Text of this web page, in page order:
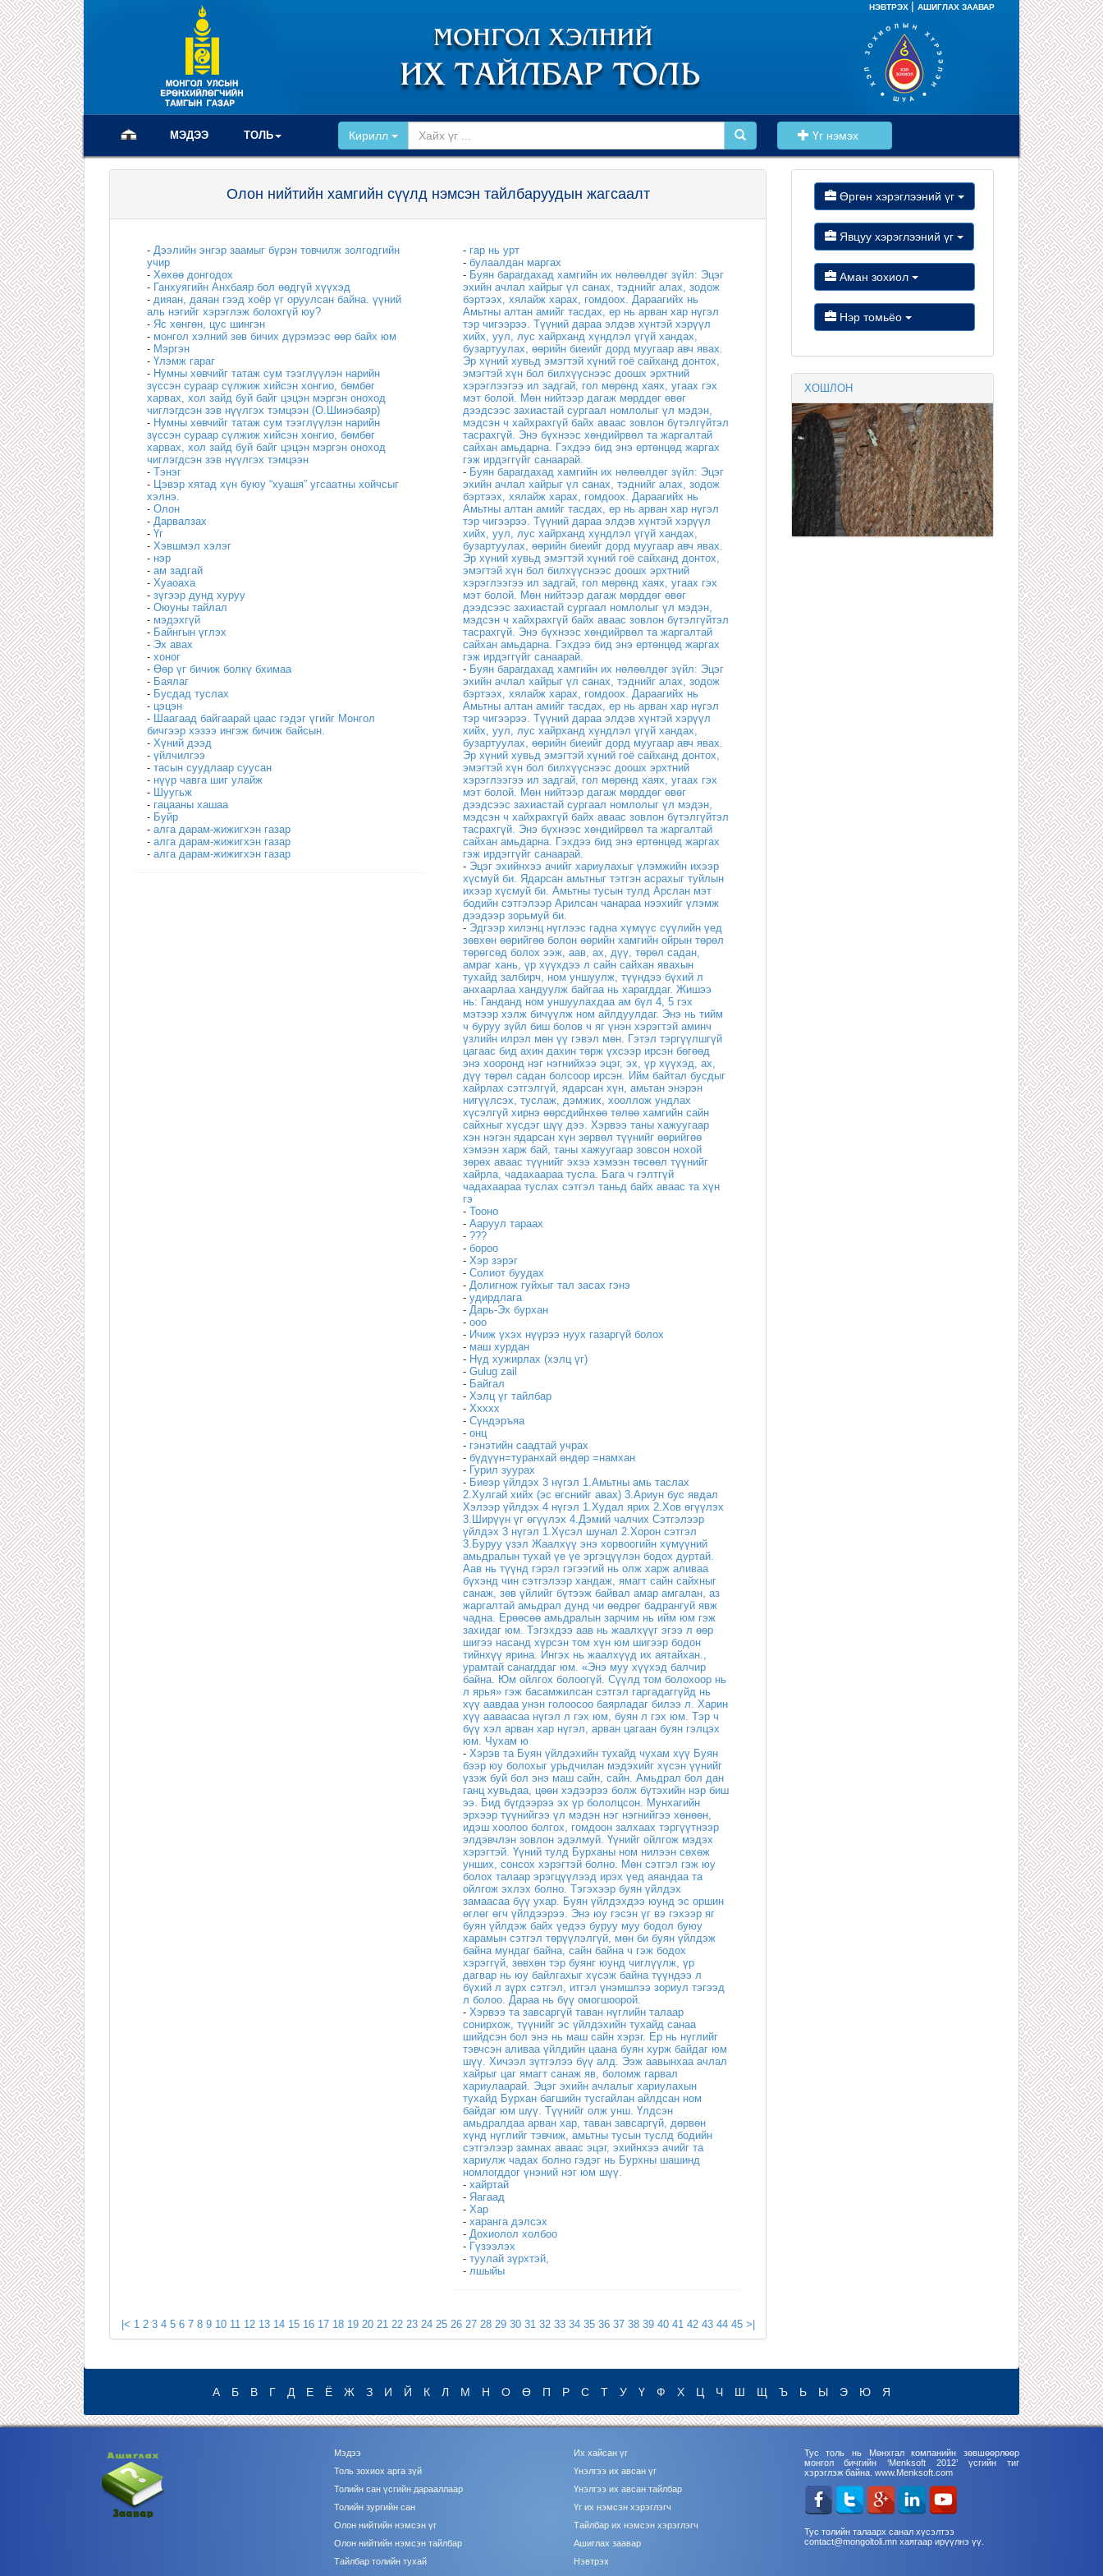
НЭВТРЭХ АШИГЛАХ ЗААВАР
(current)МЭДЭЭ ТОЛЬ Кирилл Үг нэмэх
Олон нийтийн хамгийн сүүлд нэмсэн тайлбаруудын жагсаалт
- Дээлийн энгэр заамыг бүрэн товчилж золгодгийн
учир
- Хөхөө донгодох
- Ганхуягийн Анхбаяр бол өөдгүй хүүхэд
- дияан, даяан гээд хоёр үг оруулсан байна. үүний
аль нэгийг хэрэглэж болохгүй юу?
- Яс хөнгөн, цус шингэн
- монгол хэлний зөв бичих дүрэмээс өөр байх юм
- Мэргэн
- Үлэмж гараг
- Нумны хөвчийг татаж сум тээглүүлэн нарийн
зүссэн сураар сүлжиж хийсэн хонгио, бөмбөг
харвах, хол зайд буй байг цэцэн мэргэн оноход
чиглэгдсэн зэв нүүлгэх тэмцээн (О.Шинэбаяр)
- Нумны хөвчийг татаж сум тээглүүлэн нарийн
зүссэн сураар сүлжиж хийсэн хонгио, бөмбөг
харвах, хол зайд буй байг цэцэн мэргэн оноход
чиглэгдсэн зэв нүүлгэх тэмцээн
- Тэнэг
- Цэвэр хятад хүн буюу “хуашя” угсаатны хойчсыг
хэлнэ.
- Олон
- Дарвалзах
- Үг
- Хэвшмэл хэлэг
- нэр
- ам задгай
- Хуаоаха
- зүгээр дунд хуруу
- Оюуны тайлал
- мэдэхгүй
- Байнгын үглэх
- Эх авах
- хоног
- Өөр үг бичиж болкү бхимаа
- Баялаг
- Бусдад туслах
- цэцэн
- Шаагаад байгаарай цаас гэдэг үгийг Монгол
бичгээр хэзээ ингэж бичиж байсын.
- Хүний дээд
- үйлчилгээ
- тасын суудлаар суусан
- нүүр чавга шиг улайж
- Шуугьж
- гацааны хашаа
- Буйр
- алга дарам-жижигхэн газар
- алга дарам-жижигхэн газар
- алга дарам-жижигхэн газар
- гар нь урт
- булаалдан маргах
- Буян барагдахад хамгийн их нөлөөлдөг зүйл: Эцэг
эхийн ачлал хайрыг үл санах, тэднийг алах, зодож
бэртээх, хялайж харах, гомдоох. Дараагийх нь
Амьтны алтан амийг тасдах, ер нь арван хар нүгэл
тэр чигээрээ. Түүний дараа элдэв хүнтэй хэрүүл
хийх, уул, лус хайрханд хүндлэл үгүй хандах,
бузартуулах, өөрийн биеийг дорд муугаар авч явах.
Эр хүний хувьд эмэгтэй хүний гоё сайханд донтох,
эмэгтэй хүн бол билхүүснээс доошх эрхтний
хэрэглээгээ ил задгай, гол мөрөнд хаях, угаах гэх
мэт болой. Мөн нийтээр дагаж мөрддөг өвөг
дээдсээс захиастай сургаал номлолыг үл мэдэн,
мэдсэн ч хайхрахгүй байх аваас зовлон бүтэлгүйтэл
тасрахгүй. Энэ бүхнээс хөндийрвөл та жаргалтай
сайхан амьдарна. Гэхдээ бид энэ ертөнцөд жаргах
гэж ирдэггүйг санаарай.
- Буян барагдахад хамгийн их нөлөөлдөг зүйл: Эцэг
эхийн ачлал хайрыг үл санах, тэднийг алах, зодож
бэртээх, хялайж харах, гомдоох. Дараагийх нь
Амьтны алтан амийг тасдах, ер нь арван хар нүгэл
тэр чигээрээ. Түүний дараа элдэв хүнтэй хэрүүл
хийх, уул, лус хайрханд хүндлэл үгүй хандах,
бузартуулах, өөрийн биеийг дорд муугаар авч явах.
Эр хүний хувьд эмэгтэй хүний гоё сайханд донтох,
эмэгтэй хүн бол билхүүснээс доошх эрхтний
хэрэглээгээ ил задгай, гол мөрөнд хаях, угаах гэх
мэт болой. Мөн нийтээр дагаж мөрддөг өвөг
дээдсээс захиастай сургаал номлолыг үл мэдэн,
мэдсэн ч хайхрахгүй байх аваас зовлон бүтэлгүйтэл
тасрахгүй. Энэ бүхнээс хөндийрвөл та жаргалтай
сайхан амьдарна. Гэхдээ бид энэ ертөнцөд жаргах
гэж ирдэггүйг санаарай.
- Буян барагдахад хамгийн их нөлөөлдөг зүйл: Эцэг
эхийн ачлал хайрыг үл санах, тэднийг алах, зодож
бэртээх, хялайж харах, гомдоох. Дараагийх нь
Амьтны алтан амийг тасдах, ер нь арван хар нүгэл
тэр чигээрээ. Түүний дараа элдэв хүнтэй хэрүүл
хийх, уул, лус хайрханд хүндлэл үгүй хандах,
бузартуулах, өөрийн биеийг дорд муугаар авч явах.
Эр хүний хувьд эмэгтэй хүний гоё сайханд донтох,
эмэгтэй хүн бол билхүүснээс доошх эрхтний
хэрэглээгээ ил задгай, гол мөрөнд хаях, угаах гэх
мэт болой. Мөн нийтээр дагаж мөрддөг өвөг
дээдсээс захиастай сургаал номлолыг үл мэдэн,
мэдсэн ч хайхрахгүй байх аваас зовлон бүтэлгүйтэл
тасрахгүй. Энэ бүхнээс хөндийрвөл та жаргалтай
сайхан амьдарна. Гэхдээ бид энэ ертөнцөд жаргах
гэж ирдэггүйг санаарай.
- Эцэг эхийнхээ ачийг хариулахыг үлэмжийн ихээр
хүсмуй би. Ядарсан амьтныг тэтгэн асрахыг туйлын
ихээр хүсмуй би. Амьтны тусын тулд Арслан мэт
бодийн сэтгэлээр Арилсан чанараа нээхийг үлэмж
дээдээр зорьмуй би.
- Эдгээр хилэнц нүглээс гадна хүмүүс сүүлийн үед
зөвхөн өөрийгөө болон өөрийн хамгийн ойрын төрөл
төрөгсөд болох ээж, аав, ах, дүү, төрөл садан,
амраг хань, үр хүүхдээ л сайн сайхан явахын
тухайд залбирч, ном уншуулж, түүндээ бүхий л
анхаарлаа хандуулж байгаа нь харагддаг. Жишээ
нь: Ганданд ном уншуулахдаа ам бүл 4, 5 гэх
мэтээр хэлж бичүүлж ном айлдуулдаг. Энэ нь тийм
ч буруу зүйл биш болов ч яг үнэн хэрэгтэй аминч
үзлийн илрэл мөн үү гэвэл мөн. Гэтэл тэргүүлшгүй
цагаас бид ахин дахин төрж үхсээр ирсэн бөгөөд
энэ хооронд нэг нэгнийхээ эцэг, эх, үр хүүхэд, ах,
дүү төрөл садан болсоор ирсэн. Ийм байтал бусдыг
хайрлах сэтгэлгүй, ядарсан хүн, амьтан энэрэн
нигүүлсэх, туслаж, дэмжих, хооллож ундлах
хүсэлгүй хирнэ өөрсдийнхөө төлөө хамгийн сайн
сайхныг хүсдэг шүү дээ. Хэрвээ таны хажуугаар
хэн нэгэн ядарсан хүн зөрвөл түүнийг өөрийгөө
хэмээн харж бай, таны хажуугаар зовсон нохой
зөрөх аваас түүнийг эхээ хэмээн төсөөл түүнийг
хайрла, чадахаараа тусла. Бага ч гэлтгүй
чадахаараа туслах сэтгэл таньд байх аваас та хүн
гэ
- Тооно
- Ааруул тараах
- ???
- бороо
- Хэр зэрэг
- Солиот буудах
- Долигнож гуйхыг тал засах гэнэ
- удирдлага
- Дарь-Эх бурхан
- ооо
- Ичиж үхэх нүүрээ нуух газаргүй болох
- маш хурдан
- Нүд хужирлах (хэлц үг)
- Gulug zail
- Байгал
- Хэлц үг тайлбар
- Ххххх
- Сүндэръяа
- онц
- гэнэтийн саадтай учрах
- бүдүүн=туранхай өндөр =намхан
- Гурил зуурах
- Биеэр үйлдэх 3 нүгэл 1.Амьтны амь таслах
2.Хулгай хийх (эс өгснийг авах) 3.Ариун бус явдал
Хэлээр үйлдэх 4 нүгэл 1.Худал ярих 2.Хов өгүүлэх
3.Ширүүн үг өгүүлэх 4.Дэмий чалчих Сэтгэлээр
үйлдэх 3 нүгэл 1.Хүсэл шунал 2.Хорон сэтгэл
3.Буруу үзэл Жаалхүү энэ хорвоогийн хүмүүний
амьдралын тухай үе үе эргэцүүлэн бодох дуртай.
Аав нь түүнд гэрэл гэгээгий нь олж харж аливаа
бүхэнд чин сэтгэлээр хандаж, ямагт сайн сайхныг
санаж, зөв үйлийг бүтээж байвал амар амгалан, аз
жаргалтай амьдрал дунд чи өөдрөг бадрангуй явж
чадна. Ерөөсөө амьдралын зарчим нь ийм юм гэж
захидаг юм. Тэгэхдээ аав нь жаалхүүг эгээ л өөр
шигээ насанд хүрсэн том хүн юм шигээр бодон
тийнхүү ярина. Ингэх нь жаалхүүд их аятайхан.,
урамтай санагддаг юм. «Энэ муу хүүхэд балчир
байна. Юм ойлгох болоогүй. Сүүлд том болохоор нь
л ярья» гэж басамжилсан сэтгэл гаргадаггүйд нь
хүү аавдаа унэн голоосоо баярладаг билээ л. Харин
хүү ааваасаа нүгэл л гэх юм, буян л гэх юм. Тэр ч
бүү хэл арван хар нүгэл, арван цагаан буян гэлцэх
юм. Чухам ю
- Хэрэв та Буян үйлдэхийн тухайд чухам хүү Буян
бээр юу болохыг урьдчилан мэдэхийг хүсэн үүнийг
үзэж буй бол энэ маш сайн, сайн. Амьдрал бол дан
ганц хувьдаа, цөөн хэдээрээ болж бүтэхийн нэр биш
ээ. Бид бүгдээрээ эх үр бололцсон. Мунхагийн
эрхээр түүнийгээ үл мэдэн нэг нэгнийгээ хөнөөн,
идэш хоолоо болгох, гомдоон залхаах тэргүүтнээр
элдэвчлэн зовлон эдэлмуй. Үүнийг ойлгож мэдэх
хэрэгтэй. Үүний тулд Бурханы ном нилээн сөхөж
унших, сонсох хэрэгтэй болно. Мөн сэтгэл гэж юу
болох талаар эрэгцүүлээд ирэх үед аяандаа та
ойлгож эхлэх болно. Тэгэхээр буян үйлдэх
замаасаа бүү ухар. Буян үйлдэхдээ юунд эс оршин
өглөг өгч үйлдээрээ. Энэ юу гэсэн үг вэ гэхээр яг
буян үйлдэж байх үедээ буруу муу бодол буюу
харамын сэтгэл төрүүлэлгүй, мөн би буян үйлдэж
байна мундаг байна, сайн байна ч гэж бодох
хэрэггүй, зөвхөн тэр буянг юунд чиглүүлж, үр
дагвар нь юу байлгахыг хүсэж байна түүндээ л
бүхий л зүрх сэтгэл, итгэл үнэмшлээ зориул тэгээд
л болоо. Дараа нь бүү омогшоорой.
- Хэрвээ та завсаргүй таван нүглийн талаар
сонирхож, түүнийг эс үйлдэхийн тухайд санаа
шийдсэн бол энэ нь маш сайн хэрэг. Ер нь нүглийг
тэвчсэн аливаа үйлдийн цаана буян хурж байдаг юм
шүү. Хичээл зүтгэлээ бүү алд. Ээж аавынхаа ачлал
хайрыг цаг ямагт санаж яв, боломж гарвал
хариулаарай. Эцэг эхийн ачлалыг хариулахын
тухайд Бурхан багшийн тусгайлан айлдсан ном
байдаг юм шүү. Түүнийг олж унш. Үлдсэн
амьдралдаа арван хар, таван завсаргүй, дөрвөн
хүнд нүглийг тэвчиж, амьтны тусын туслд бодийн
сэтгэлээр замнах аваас эцэг, эхийнхээ ачийг та
хариулж чадах болно гэдэг нь Бурхны шашинд
номлогддог үнэний нэг юм шүү.
- хайртай
- Яагаад
- Хар
- харанга дэлсэх
- Дохиолол холбоо
- Гүзээлэх
- туулай зүрхтэй,
- лшыйы
|< 1 2 3 4 5 6 7 8 9 10 11 12 13 14 15 16 17 18 19 20 21 22 23 24 25 26 27 28 29 30 31 32 33 34 35 36 37 38 39 40 41 42 43 44 45 >|
Өргөн хэрэглээний үг
Явцуу хэрэглээний үг
Аман зохиол
Нэр томьёо
ХОШЛОН
А Б В Г Д Е Ё Ж З И Й К Л М Н О Ө П Р С Т У Ү Ф Х Ц Ч Ш Щ Ъ Ь Ы Э Ю Я
Мэдээ
Толь зохиох арга зүй
Толийн сан үсгийн дарааллаар
Толийн зургийн сан
Олон нийтийн нэмсэн үг
Олон нийтийн нэмсэн тайлбар
Тайлбар толийн тухай
Их хайсан үг
Үнэлгээ их авсан үг
Үнэлгээ их авсан тайлбар
Үг их нэмсэн хэрэглэгч
Тайлбар их нэмсэн хэрэглэгч
Ашиглах заавар
Нэвтрэх
Тус толь нь Мөнхгал компанийн зөвшөөрлөөр
монгол бичгийн ‘Menksoft 2012’ үсгийн тиг
хэрэглэж байна. www.Menksoft.com
Тус толийн талаарх санал хүсэлтээ
contact@mongoltoli.mn хаягаар ирүүлнэ үү.